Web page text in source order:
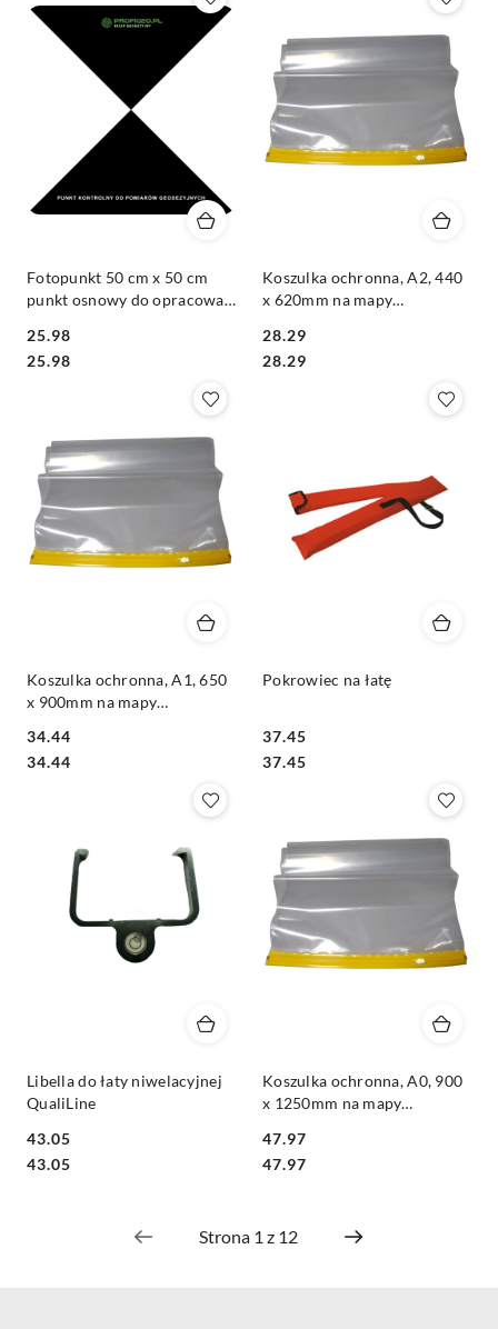
Fotopunkt 50 cm x 50 cm
punkt osnowy do opracowań
pomiarów dronem - 1szt
Cena:
25.98
Cena:
25.98
Koszulka ochronna, A2, 440
x 620mm na mapy
Cena:
28.29
Cena:
28.29
Koszulka ochronna, A1, 650
x 900mm na mapy
Cena:
34.44
Cena:
34.44
Pokrowiec na łatę
Cena:
37.45
Cena:
37.45
Libella do łaty niwelacyjnej
QualiLine
Cena:
43.05
Cena:
43.05
Koszulka ochronna, A0, 900
x 1250mm na mapy
Cena:
47.97
Cena:
47.97